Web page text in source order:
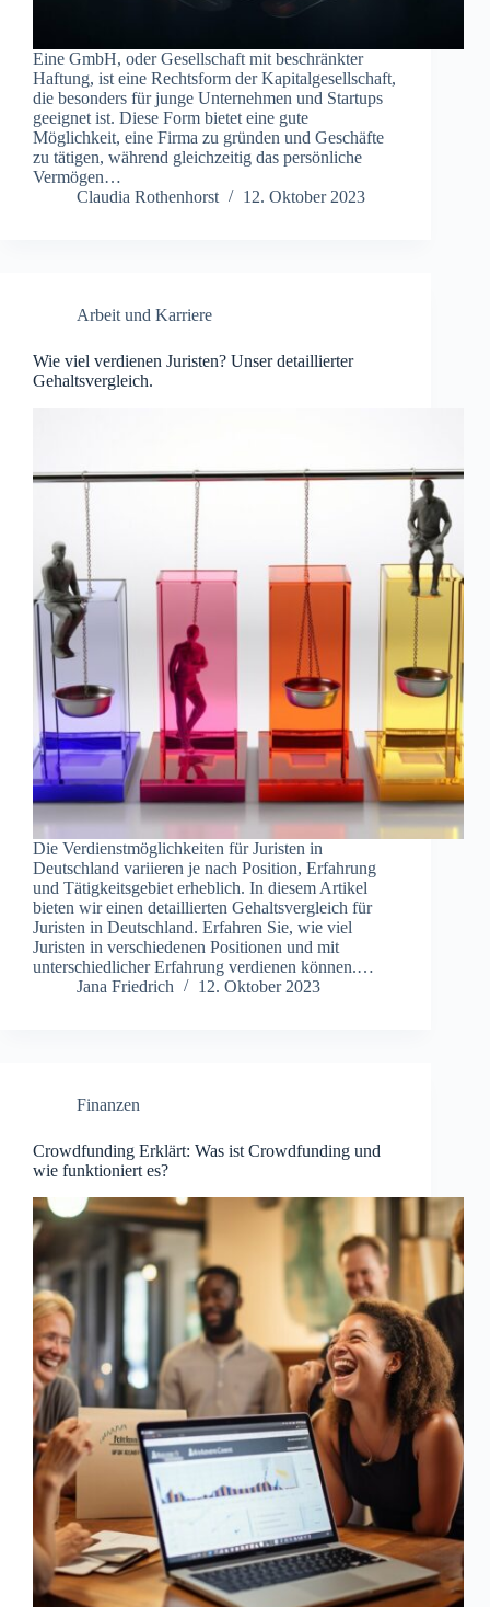
Eine GmbH, oder Gesellschaft mit beschränkter
Haftung, ist eine Rechtsform der Kapitalgesellschaft,
die besonders für junge Unternehmen und Startups
geeignet ist. Diese Form bietet eine gute
Möglichkeit, eine Firma zu gründen und Geschäfte
zu tätigen, während gleichzeitig das persönliche
Vermögen…
Claudia Rothenhorst
12. Oktober 2023
Arbeit und Karriere
Wie viel verdienen Juristen? Unser detaillierter
Gehaltsvergleich.
Die Verdienstmöglichkeiten für Juristen in
Deutschland variieren je nach Position, Erfahrung
und Tätigkeitsgebiet erheblich. In diesem Artikel
bieten wir einen detaillierten Gehaltsvergleich für
Juristen in Deutschland. Erfahren Sie, wie viel
Juristen in verschiedenen Positionen und mit
unterschiedlicher Erfahrung verdienen können.…
Jana Friedrich
12. Oktober 2023
Finanzen
Crowdfunding Erklärt: Was ist Crowdfunding und
wie funktioniert es?